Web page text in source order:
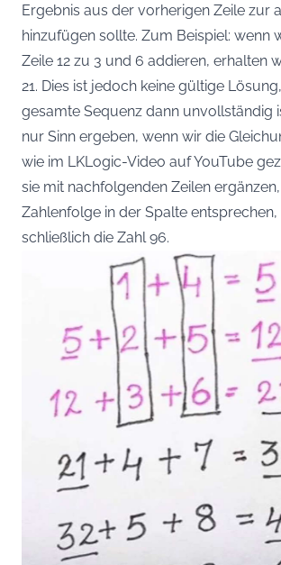
Ergebnis aus der vorherigen Zeile zur
hinzufügen sollte. Zum Beispiel: wenn
Zeile 12 zu 3 und 6 addieren, erhalten
21. Dies ist jedoch keine gültige
gesamte Sequenz dann unvollständig
nur Sinn ergeben, wenn wir die
wie im LKLogic-Video auf YouTube
sie mit nachfolgenden Zeilen
Zahlenfolge in der Spalte
schließlich die Zahl 96.